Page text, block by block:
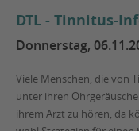
DTL - Tinnitus-
Donnerstag,
Viele Menschen, die von
unter ihren
ihrem Arzt zu hören, da